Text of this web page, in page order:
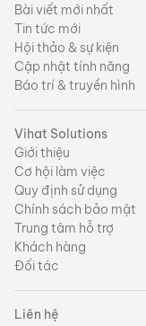
Bài viết mới nhất
Tin tức mới
Hội thảo & sự kiện
Cập nhật tính năng
Báo trí & truyền hình
Vihat Solutions
Giới thiệu
Cơ hội làm việc
Quy định sử dụng
Chính sách bảo mật
Trung tâm hỗ trợ
Khách hàng
Đối tác
Liên hệ